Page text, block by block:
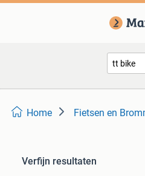
Home Fietsen en
Verfijn resultaten